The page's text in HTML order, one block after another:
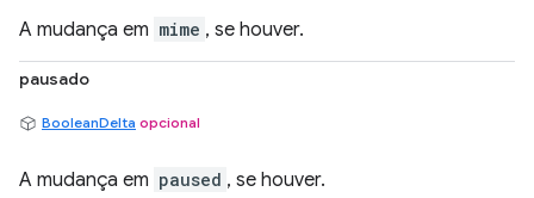
A mudança em mime , se houver.
pausado
BooleanDelta opcional
A mudança em paused , se houver.